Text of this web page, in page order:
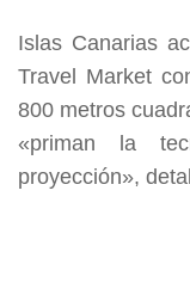
Islas Canarias
Travel Market
800 metros
«priman la
proyección»,